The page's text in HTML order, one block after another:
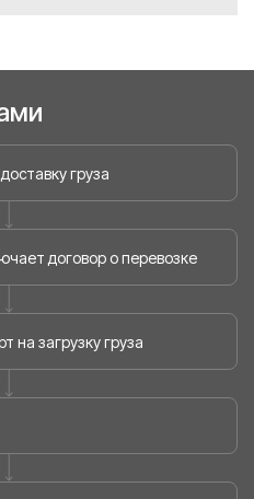
груза
договор о перевозке
на загрузку груза